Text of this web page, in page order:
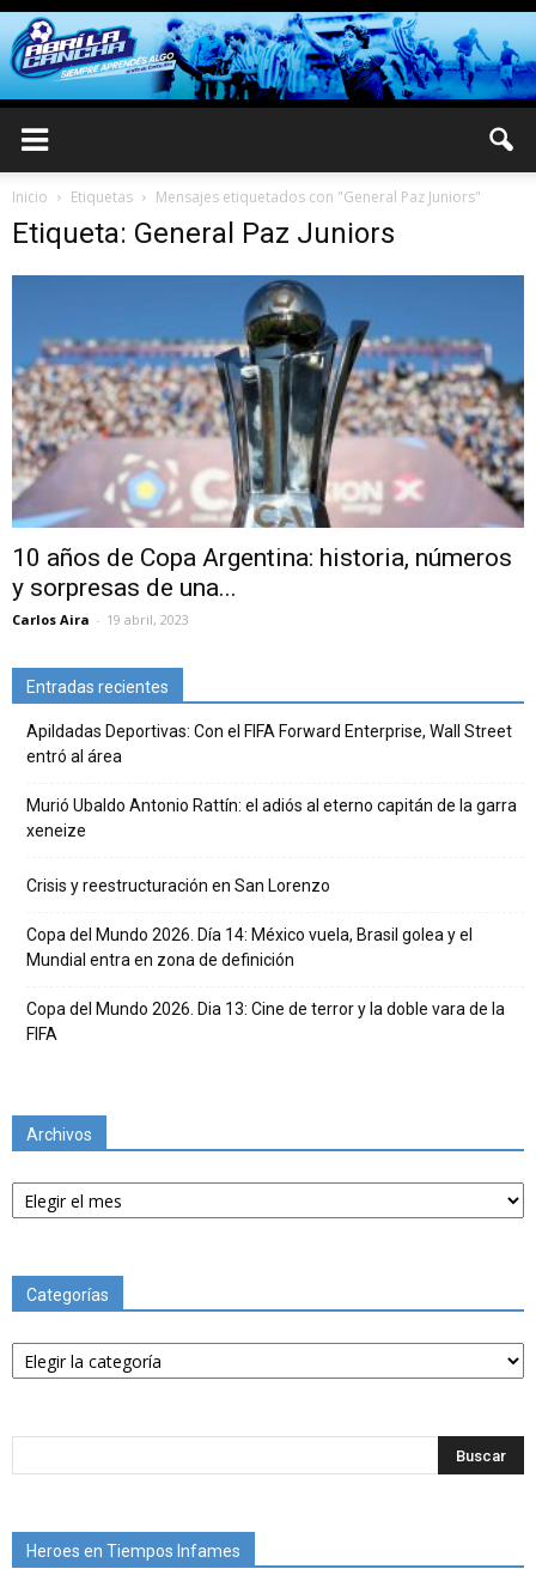
Inicio Etiquetas Mensajes etiquetados con "General Paz Juniors"
Etiqueta: General Paz Juniors
10 años de Copa Argentina: historia, números
y sorpresas de una...
Carlos Aira - 19 abril, 2023
Entradas recientes
Apildadas Deportivas: Con el FIFA Forward Enterprise, Wall Street
entró al área
Murió Ubaldo Antonio Rattín: el adiós al eterno capitán de la garra
xeneize
Crisis y reestructuración en San Lorenzo
Copa del Mundo 2026. Día 14: México vuela, Brasil golea y el
Mundial entra en zona de definición
Copa del Mundo 2026. Dia 13: Cine de terror y la doble vara de la
FIFA
Archivos
Archivos
Categorías
Categorías
Heroes en Tiempos Infames